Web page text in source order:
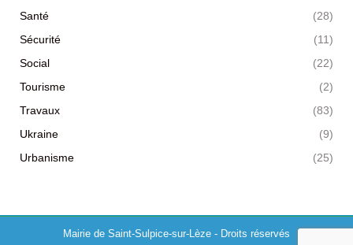
Santé
(28)
Sécurité
(11)
Social
(22)
Tourisme
(2)
Travaux
(83)
Ukraine
(9)
Urbanisme
(25)
Mairie de Saint-Sulpice-sur-Lèze - Droits réservés